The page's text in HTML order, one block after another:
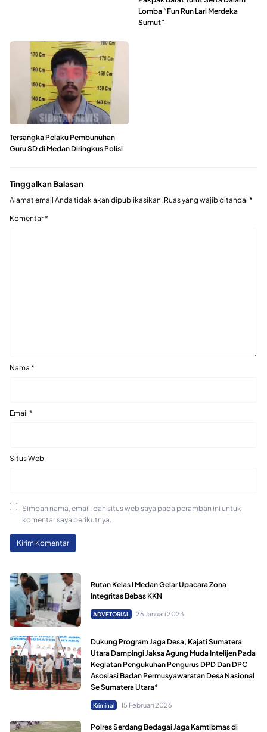
Lomba “Fun Run Lari Merdeka
Sumut”
Tersangka Pelaku Pembunuhan
Guru SD di Medan Diringkus Polisi
Tinggalkan Balasan
Alamat email Anda tidak akan dipublikasikan. Ruas yang wajib ditandai *
Komentar*
Nama *
Email *
Situs Web
Simpan nama, email, dan situs web saya pada peramban ini untuk
komentar saya berikutnya.
Rutan Kelas I Medan Gelar Upacara Zona
Integritas Bebas KKN
ADVETORIAL 26 Januari 2023
Dukung Program Jaga Desa, Kajati Sumatera
Utara Dampingi Jaksa Agung Muda Intelijen Pada
Kegiatan Pengukuhan Pengurus DPD Dan DPC
Asosiasi Badan Permusyawaratan Desa Nasional
Se Sumatera Utara*
Kriminal 15 Februari 2026
Polres Serdang Bedagai Jaga Kamtibmas di